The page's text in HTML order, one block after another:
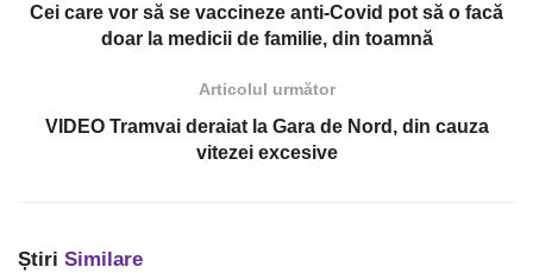
Cei care vor să se vaccineze anti-Covid pot să o facă
doar la medicii de familie, din toamnă
Articolul următor
VIDEO Tramvai deraiat la Gara de Nord, din cauza
vitezei excesive
Știri Similare